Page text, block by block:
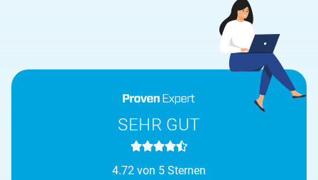
SEHR GUT
4.72 von 5 Sternen